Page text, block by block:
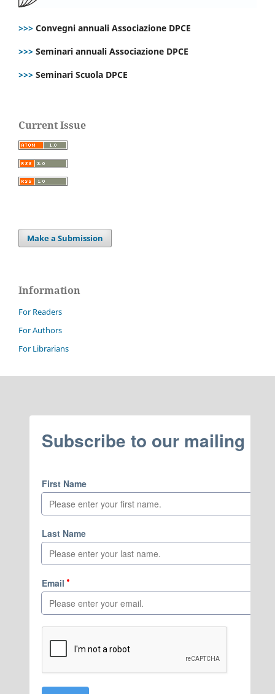
>>> Convegni annuali Associazione DPCE
>>> Seminari annuali Associazione DPCE
>>> Seminari Scuola DPCE
Current Issue
Make a Submission
Information
For Readers
For Authors
For Librarians